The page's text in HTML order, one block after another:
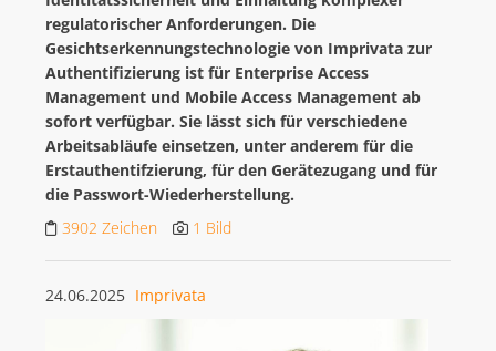
regulatorischer Anforderungen. Die
Gesichtserkennungstechnologie von Imprivata zur
Authentifizierung ist für Enterprise Access
Management und Mobile Access Management ab
sofort verfügbar. Sie lässt sich für verschiedene
Arbeitsabläufe einsetzen, unter anderem für die
Erstauthentifzierung, für den Gerätezugang und für
die Passwort-Wiederherstellung.
3902 Zeichen
1 Bild
24.06.2025 Imprivata